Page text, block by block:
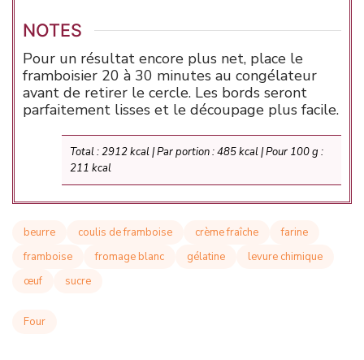
NOTES
Pour un résultat encore plus net, place le
framboisier 20 à 30 minutes au congélateur
avant de retirer le cercle. Les bords seront
parfaitement lisses et le découpage plus facile.
Total : 2912 kcal | Par portion : 485 kcal | Pour 100 g :
211 kcal
beurre coulis de framboise crème fraîche
farine
framboise
fromage blanc gélatine
levure chimique
œuf
sucre
Four